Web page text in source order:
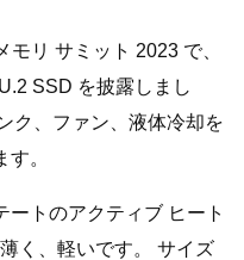
リ サミット 2023 で、
SSD を披露しまし
ク、ファン、液体冷却を
。
トのアクティブ ヒート
く、軽いです。 サイズ